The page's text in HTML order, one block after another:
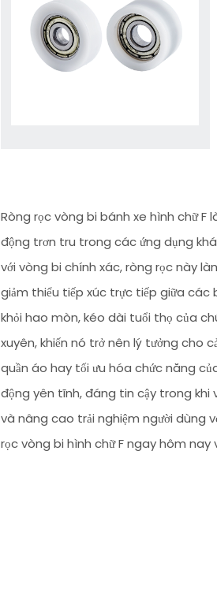
Ròng rọc vòng bi bánh xe hình chữ F
động trơn tru trong các ứng dụng
với vòng bi chính xác, ròng rọc này
giảm thiểu tiếp xúc trực tiếp giữa các
khỏi hao mòn, kéo dài tuổi thọ của
xuyên, khiến nó trở nên lý tưởng cho
quần áo hay tối ưu hóa chức năng
động yên tĩnh, đáng tin cậy trong
và nâng cao trải nghiệm người dùng
rọc vòng bi hình chữ F ngay hôm